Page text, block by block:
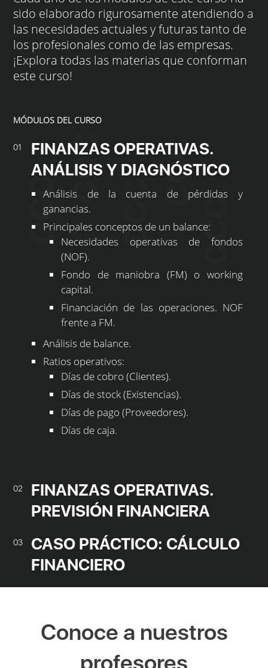
sido elaborado rigurosamente atendiendo a
las necesidades actuales y futuras tanto de
los profesionales como de las empresas.
¡Explora todas las materias que conforman
este curso!
MÓDULOS DEL CURSO
01
FINANZAS OPERATIVAS.
ANÁLISIS Y DIAGNÓSTICO
Análisis de la cuenta de pérdidas y
ganancias.
Principales conceptos de un balance:
Necesidades operativas de fondos
(NOF).
Fondo de maniobra (FM) o working
capital.
Financiación de las operaciones. NOF
frente a FM.
Análisis de balance.
Ratios operativos:
Días de cobro (Clientes).
Días de stock (Existencias).
Días de pago (Proveedores).
Días de caja.
02
FINANZAS OPERATIVAS.
PREVISIÓN FINANCIERA
03
CASO PRÁCTICO: CÁLCULO
FINANCIERO
Conoce a nuestros